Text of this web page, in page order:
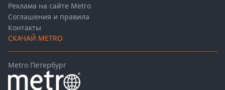
Реклама на сайте Metro
Соглашения и правила
Контакты
СКАЧАЙ METRO
Metro Петербург